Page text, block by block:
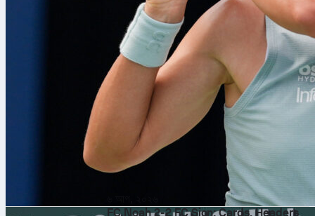
FC Noah 2-2 FC Sion: Cards, Headers